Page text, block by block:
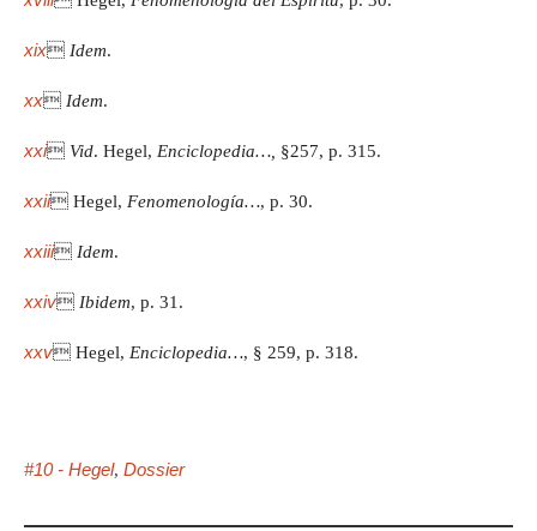
xix Idem.
xx Idem.
xxi Vid. Hegel, Enciclopedia…, §257, p. 315.
xxii Hegel, Fenomenología…, p. 30.
xxiii Idem.
xxiv Ibidem, p. 31.
xxv Hegel, Enciclopedia…, § 259, p. 318.
#10 - Hegel, Dossier